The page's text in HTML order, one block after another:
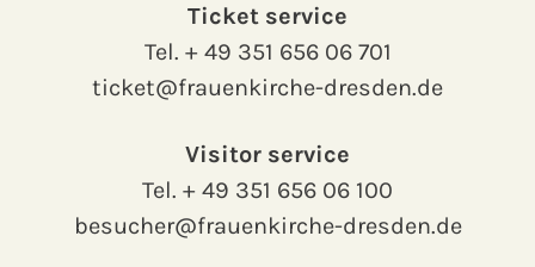
Ticket service
Tel. + 49 351 656 06 701
ticket@frauenkirche-dresden.de
Visitor service
Tel. + 49 351 656 06 100
besucher@frauenkirche-dresden.de